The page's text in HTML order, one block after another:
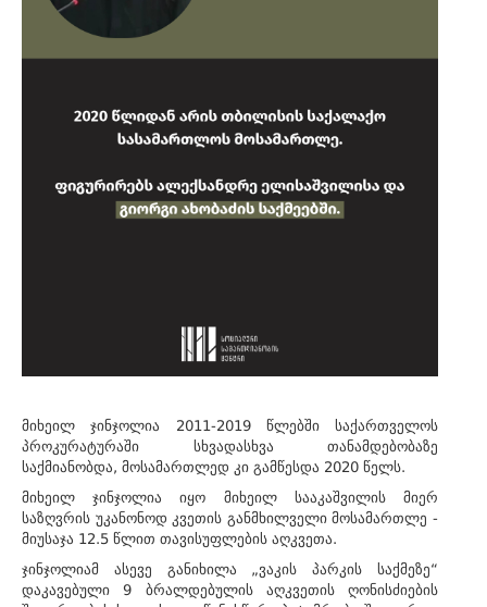
მიხეილ ჯინჯოლია 2011-2019 წლებში საქართველოს
პროკურატურაში სხვადასხვა თანამდებობაზე
საქმიანობდა, მოსამართლედ კი გამწესდა 2020 წელს.
მიხეილ ჯინჯოლია იყო მიხეილ სააკაშვილის მიერ
საზღვრის უკანონოდ კვეთის განმხილველი მოსამართლე -
მიუსაჯა 12.5 წლით თავისუფლების აღკვეთა.
ჯინჯოლიამ ასევე განიხილა „ვაკის პარკის საქმეზე“
დაკავებული 9 ბრალდებულის აღკვეთის ღონისძიების